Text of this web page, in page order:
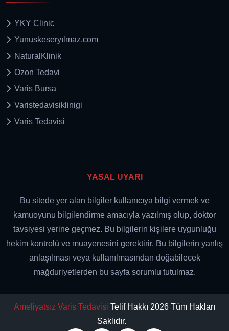
YKY Clinic
Yunuskeseryılmaz.com
NaturalKlinik
Ozon Tedavi
Varis Bursa
Varistedavisiklinigi
Varis Tedavisi
YASAL UYARI
Bu sitede yer alan bilgiler kullanıcıya bilgi vermek ve
kamuoyunu bilgilendirme amacıyla yazılmış olup, doktor
tavsiyesi yerine geçmez. Bu bilgilerin kişilere uygunluğu
hekim kontrolü ve muayenesini gerektirir. Bu bilgilerin yanlış
anlaşılması veya kullanılmasından doğabilecek
mağduriyetlerden bu sayfa sorumlu tutulmaz.
Ameliyatsız Varis Tedavisi Telif Hakkı 2026 Tüm Hakları
Saklıdır.